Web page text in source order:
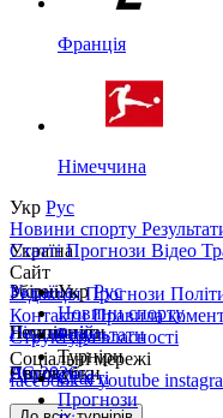
Франція
Німеччина
Укр Рус
Новини спорту
Україна
Україна
Перша ліга
Друга ліга
Кубок України
Збірні
Ліга націй
ЧС 2026
Чемпіонати
Англія
Іспанія
Єврокубки
Ліга чемпіонів
СтаттіПрогнози Відео
Сайт
РедакціяПрогнози
КонтактиПравила
Структура власності
Соціальні мережі
facebookxyoutube
УкрРус
Новини спорту
Результати
Турніри
Статті
Прогнози